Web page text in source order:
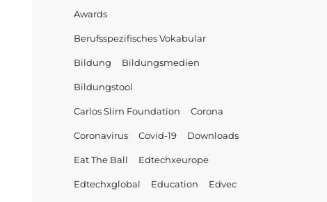
Awards
Berufsspezifisches Vokabular
Bildung Bildungsmedien
Bildungstool
Carlos Slim Foundation Corona
Coronavirus Covid-19 Downloads
Eat The Ball Edtechxeurope
Edtechxglobal Education Edvec